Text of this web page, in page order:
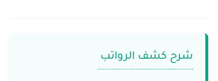
شرح كشف الرواتب